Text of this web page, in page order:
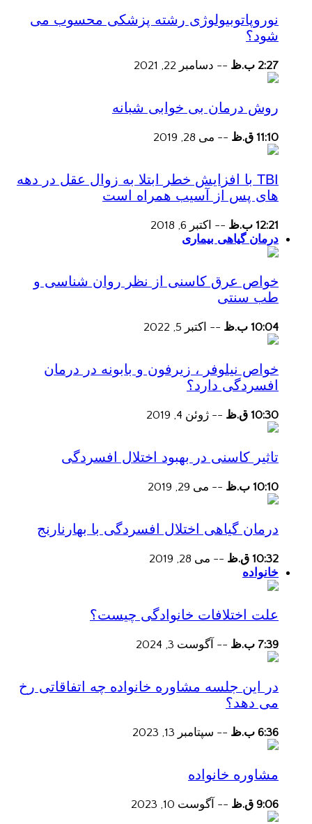
نوروپاتوبیولوژی رشته پزشکی محسوب می
شود؟
2:27 ب.ظ -- دسامبر 22, 2021
روش درمان بی خوابی شبانه
11:10 ق.ظ -- می 28, 2019
TBI با افزایش خطر ابتلا به زوال عقل در دهه
های پس از آسیب همراه است
12:21 ب.ظ -- اکتبر 6, 2018
درمان گیاهی بیماری
خواص عرق کاسنی از نظر روان شناسی و
طب سنتی
10:04 ب.ظ -- اکتبر 5, 2022
خواص نیلوفر ، زیرفون و بابونه در درمان
افسردگی دارد؟
10:30 ق.ظ -- ژوئن 4, 2019
تاثیر کاسنی در بهبود اختلال افسردگی
10:10 ب.ظ -- می 29, 2019
درمان گیاهی اختلال افسردگی با بهارنارنج
10:32 ق.ظ -- می 28, 2019
خانواده
علت اختلافات خانوادگی چیست؟
7:39 ب.ظ -- آگوست 3, 2024
در این جلسه مشاوره خانواده چه اتفاقاتی رخ
می دهد؟
6:36 ب.ظ -- سپتامبر 13, 2023
مشاوره خانواده
9:06 ق.ظ -- آگوست 10, 2023